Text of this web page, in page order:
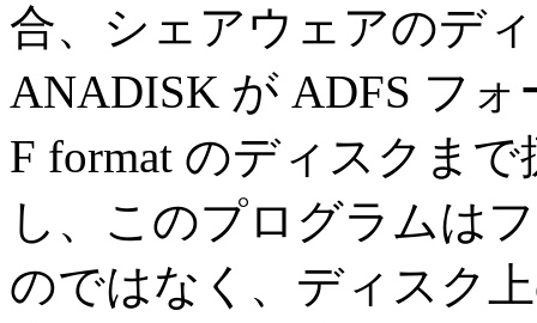
合、シェアウェアのデ
ANADISK が ADFS フ
F format のディスクま
し、このプログラムは
のではなく、ディスク